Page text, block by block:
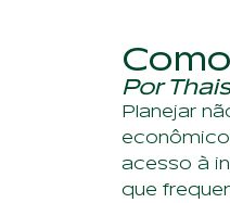
Por
Planejar
acesso à
que